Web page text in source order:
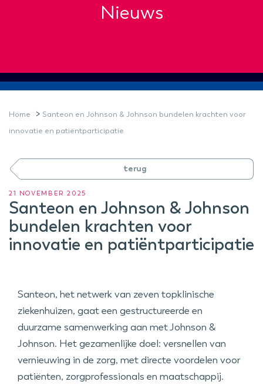
Nieuws
Home > Santeon en Johnson & Johnson bundelen krachten voor
innovatie en patiëntparticipatie
terug
21 NOVEMBER 2025
Santeon en Johnson & Johnson
bundelen krachten voor
innovatie en patiëntparticipatie
Santeon, het netwerk van zeven topklinische
ziekenhuizen, gaat een gestructureerde en
duurzame samenwerking aan met Johnson &
Johnson. Het gezamenlijke doel: versnellen van
vernieuwing in de zorg, met directe voordelen voor
patiënten, zorgprofessionals en maatschappij.